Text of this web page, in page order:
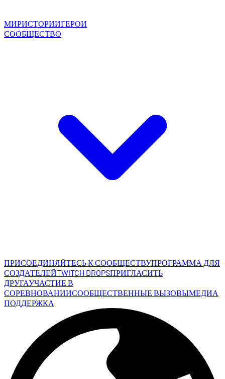
МИРИСТОРИИГЕРОИ
СООБЩЕСТВО
ПРИСОЕДИНЯЙТЕСЬ К СООБЩЕСТВУПРОГРАММА ДЛЯ
СОЗДАТЕЛЕЙTWITCH DROPSПРИГЛАСИТЬ
ДРУГАУЧАСТИЕ В
СОРЕВНОВАНИИСООБЩЕСТВЕННЫЕ ВЫЗОВЫМЕДИА
ПОДДЕРЖКА